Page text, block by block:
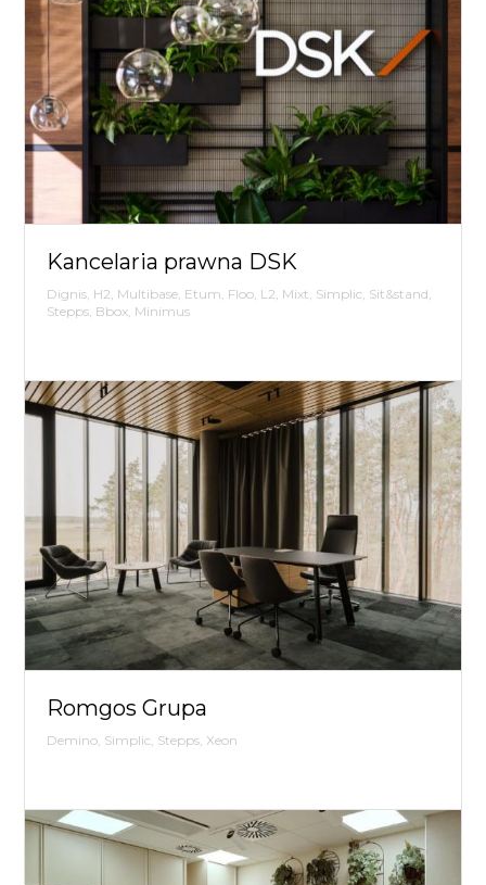
Kancelaria prawna DSK
Dignis, H2, Multibase, Etum, Floo, L2, Mixt, Simplic, Sit&stand,
Stepps, Bbox, Minimus
Romgos Grupa
Demino, Simplic, Stepps, Xeon